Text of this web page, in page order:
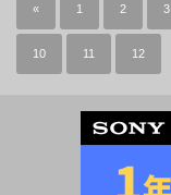
« 1 2 3
10 11 12